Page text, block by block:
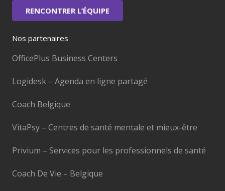
RENCONTRER L’ÉQUIPE
Nos partenaires
OfficePlus Business Centers
Logidesk – Agenda en ligne partagé
Coach Belgique
VitaPsy – Centres de santé mentale et mieux-être
Privium – Services pour les professionnels de santé
Coach De Vie – Belgique